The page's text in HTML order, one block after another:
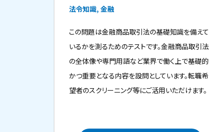
法令知識, 金融
この問題は金融商品取引法の基礎知識を備えて
いるかを測るためのテストです。金融商品取引法
の全体像や専門用語など業界で働く上で基礎的
かつ重要となる内容を設問としています。転職希
望者のスクリーニング等にご活用いただけます。